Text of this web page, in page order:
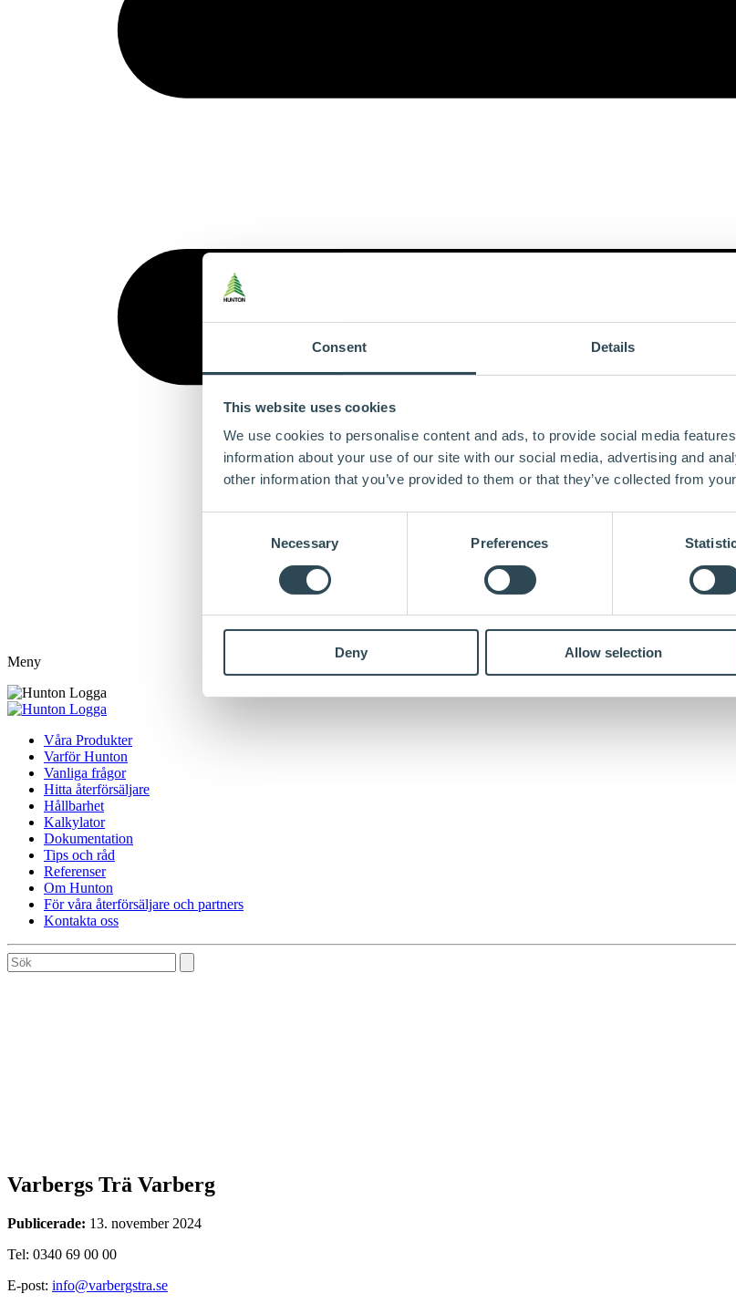
Consent Details
This website uses cookies
We use cookies to personalise content and ads, to provide social media
information about your use of our site with our social media, advertising and
other information that you’ve provided to them or that they’ve collected from
Necessary Preferences
Deny Allow selection
Meny
Våra Produkter
Varför Hunton
Vanliga frågor
Hitta återförsäljare
Hållbarhet
Kalkylator
Dokumentation
Tips och råd
Referenser
Om Hunton
För våra återförsäljare och partners
Kontakta oss
Varbergs Trä Varberg
Publicerade: 13. november 2024
Tel: 0340 69 00 00
E-post: info@varbergstra.se